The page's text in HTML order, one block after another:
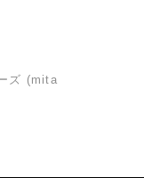
ズ (mita